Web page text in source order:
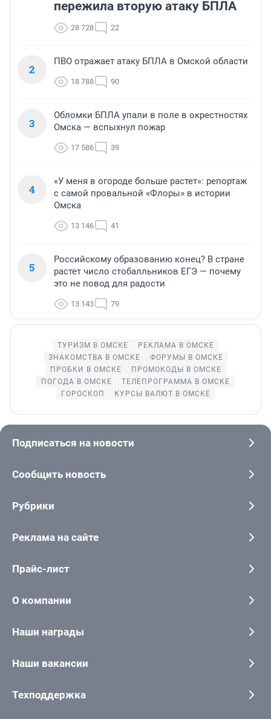
пережила вторую атаку БПЛА
28 728 22
2
ПВО отражает атаку БПЛА в Омской области
18 788 90
3
Обломки БПЛА упали в поле в окрестностях
Омска — вспыхнул пожар
17 586 39
4
«У меня в огороде больше растет»: репортаж
с самой провальной «Флоры» в истории
Омска
13 146 41
5
Российскому образованию конец? В стране
растет число стобалльников ЕГЭ — почему
это не повод для радости
13 143 79
ТУРИЗМ В ОМСКЕ
РЕКЛАМА В ОМСКЕ
ЗНАКОМСТВА В ОМСКЕ
ФОРУМЫ В ОМСКЕ
ПРОБКИ В ОМСКЕ
ПРОМОКОДЫ В ОМСКЕ
ПОГОДА В ОМСКЕ
ТЕЛЕПРОГРАММА В ОМСКЕ
ГОРОСКОП
КУРСЫ ВАЛЮТ В ОМСКЕ
Подписаться на новости
Сообщить новость
Рубрики
Реклама на сайте
Прайс-лист
О компании
Наши награды
Наши вакансии
Техподдержка